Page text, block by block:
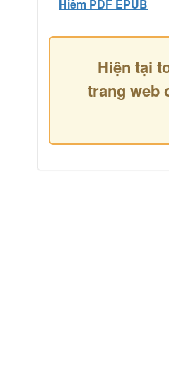
Hiểm PDF EPUB
Hiện tại
trang web